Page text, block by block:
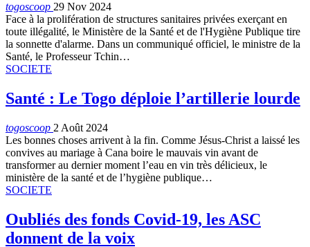
togoscoop 29 Nov 2024
Face à la prolifération de structures sanitaires privées exerçant en
toute illégalité, le Ministère de la Santé et de l'Hygiène Publique tire
la sonnette d'alarme. Dans un communiqué officiel, le ministre de la
Santé, le Professeur Tchin…
SOCIETE
Santé : Le Togo déploie l’artillerie lourde
togoscoop 2 Août 2024
Les bonnes choses arrivent à la fin. Comme Jésus-Christ a laissé les
convives au mariage à Cana boire le mauvais vin avant de
transformer au dernier moment l’eau en vin très délicieux, le
ministère de la santé et de l’hygiène publique…
SOCIETE
Oubliés des fonds Covid-19, les ASC
donnent de la voix